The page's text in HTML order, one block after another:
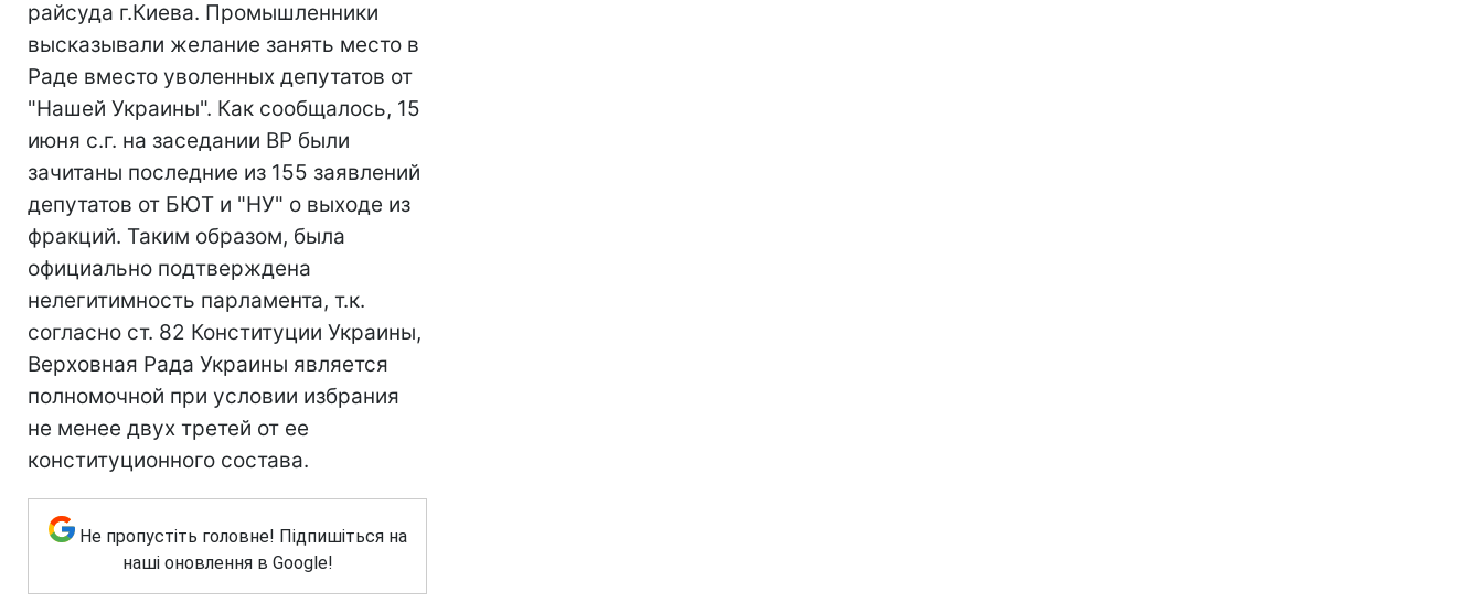
райсуда г.Киева. Промышленники
высказывали желание занять место в
Раде вместо уволенных депутатов от
"Нашей Украины". Как сообщалось, 15
июня с.г. на заседании ВР были
зачитаны последние из 155 заявлений
депутатов от БЮТ и "НУ" о выходе из
фракций. Таким образом, была
официально подтверждена
нелегитимность парламента, т.к.
согласно ст. 82 Конституции Украины,
Верховная Рада Украины является
полномочной при условии избрания
не менее двух третей от ее
конституционного состава.
Не пропустіть головне! Підпишіться на
наші оновлення в Google!